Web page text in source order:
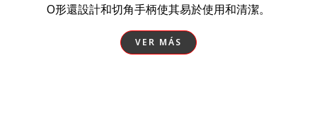
O形還設計和切角手柄使其易於使用和清潔。
VER MÁS